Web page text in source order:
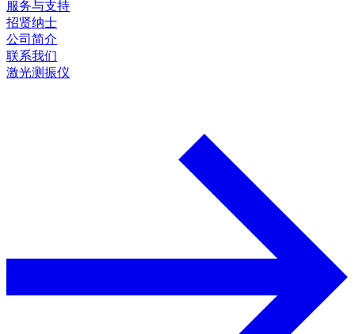
服务与支持
招贤纳士
公司简介
联系我们
激光测振仪